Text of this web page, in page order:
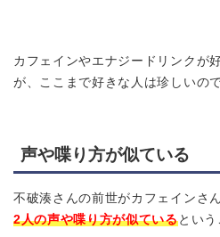
カフェインやエナジードリンクが
が、ここまで好きな人は珍しいの
声や喋り方が似ている
不破湊さんの前世がカフェインさ
2人の声や喋り方が似ているという